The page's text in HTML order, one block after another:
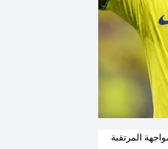
المرتقبة